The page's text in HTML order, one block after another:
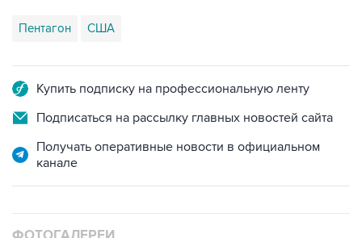
Пентагон США
Купить подписку на профессиональную ленту
Подписаться на рассылку главных новостей сайта
Получать оперативные новости в официальном
канале